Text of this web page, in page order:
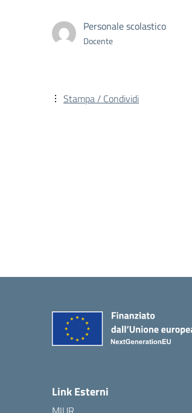
Personale scolastico
Docente
Stampa / Condividi
Link Esterni